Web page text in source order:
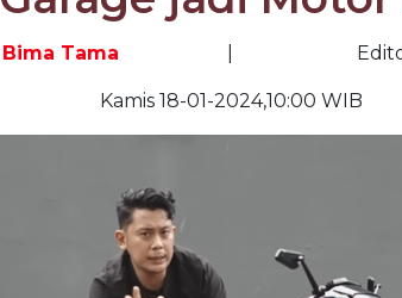
Bima Tama
Kamis 18-01-2024,10:00 WIB